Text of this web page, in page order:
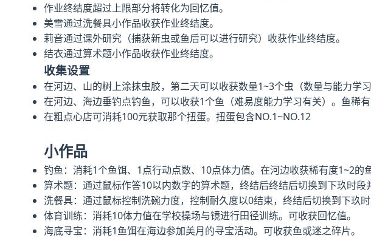
作业终结度超过上限部分将转化为回忆值。
美雪通过洗餐具小作品收获作业终结度。
莉音通过课外研究（捕获新虫或鱼后可以进行研究）收获作业终结度。
结衣通过算术题小作品收获作业终结度。
收集设置
在河边、山的树上涂抹虫胶，第二天可以收获数量1~3个虫（数量与能力学
在河边、海边垂钓点钓鱼，可以收获1个鱼（难易度能力学习有关）。鱼稀
在粗点心店可消耗100元获取那个扭蛋。扭蛋包含NO.1~NO.12
小作品
钓鱼：消耗1个鱼饵、1点行动点数、10点体力值。在河边收获稀有度1~2的
算术题：通过鼠标作答10以内数字的算术题，终结后终结后切换到下玖时
洗餐具：通过鼠标控制洗碗力度，控制耐久度以0结束，终结后切换到下玖
体育训练：消耗10体力值在学校操场与镜进行田径训练。可收获回忆值。
海底寻宝：消耗1鱼饵在海边参加美月的寻宝活动。可收获鱼或迷之碎片。